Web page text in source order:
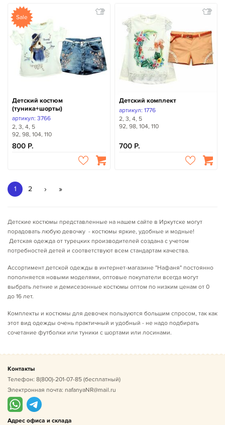
Sale
Детский костюм
(туника+шорты)
артикул: 3766
2, 3, 4, 5
92, 98, 104, 110
800
Детский комплект
артикул: 1776
2, 3, 4, 5
92, 98, 104, 110
700
1 2 › »
Детские костюмы представленные на нашем сайте в Иркутске могут
порадовать любую девочку - костюмы яркие, удобные и модные!
Детская одежда от турецких производителей создана с учетом
потребностей детей и соответствуют всем стандартам качества.
Ассортимент детской одежды в интернет-магазине "Нафаня" постоянно
пополняется новыми моделями, оптовые покупатели всегда могут
выбрать летние и демисезонные костюмы оптом по низким ценам от 0
до 16 лет.
Комплекты и костюмы для девочек пользуются большим спросом, так как
этот вид одежды очень практичный и удобный - не надо подбирать
сочетание футболки или туники с шортами или лосинами.
Контакты
Телефон: 8(800)-201-07-85 (бесплатный)
Электронная почта: nafanyaNR@mail.ru
Адрес офиса и склада